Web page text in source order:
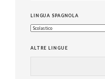
LINGUA SPAGNOLA
ALTRE LINGUE